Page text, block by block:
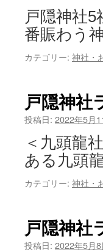
戸隠神社
番賑わう
カテゴリー: 神社・
戸隠神社
投稿日: 2022年5月
＜九頭龍
ある九頭
カテゴリー: 神社・
戸隠神社
投稿日: 2022年5月8